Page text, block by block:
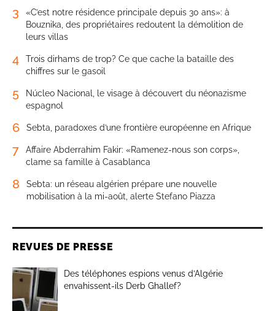
3
«C’est notre résidence principale depuis 30 ans»: à
Bouznika, des propriétaires redoutent la démolition de
leurs villas
4
Trois dirhams de trop? Ce que cache la bataille des
chiffres sur le gasoil
5
Núcleo Nacional, le visage à découvert du néonazisme
espagnol
6 Sebta, paradoxes d’une frontière européenne en Afrique
7
Affaire Abderrahim Fakir: «Ramenez-nous son corps»,
clame sa famille à Casablanca
8
Sebta: un réseau algérien prépare une nouvelle
mobilisation à la mi-août, alerte Stefano Piazza
REVUES DE PRESSE
Des téléphones espions venus d’Algérie
envahissent-ils Derb Ghallef?